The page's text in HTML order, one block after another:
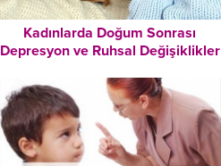
Kadınlarda Doğum Sonrası
Depresyon ve Ruhsal Değişiklikler